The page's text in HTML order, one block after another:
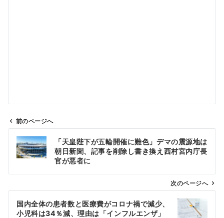
ビ
前のページへ
「天皇陛下が五輪開催に難色」デマの震源地は
朝日新聞、記事を削除し書き換え西村宮内庁長
官が悪者に
次のページへ
国内全体の患者数と医療費がコロナ禍で減少、
小児科は34％減、理由は「インフルエンザ」